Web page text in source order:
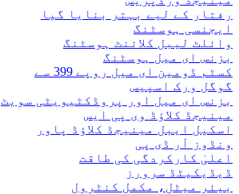
رفتار کے لیے بہتر بنایا گیا
ایجنسی ہوسٹنگ
وائلٹ لیبل کلائنٹ ہوسٹنگ
بزنس ای میل ہوسٹنگ
کسٹم ڈومین ای میل روپے 399 سے
گوگل ورک اسپیس
بزنس ای میل اور پروڈکٹیویٹی سویٹ
مینیجڈ کلاؤڈ وی پی ایس
اسکیل ایبل مینیجڈ کلاؤڈ پاور
ونڈوز آر ڈی پی
اعلیٰ کارکردگی کی طاقت
ڈیڈیکیٹڈ سرورز
بیئر میٹل، مکمل کنٹرول